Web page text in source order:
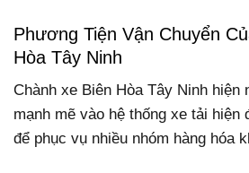
Phương Tiện Vận Chuyển
Hòa Tây Ninh
Chành xe Biên Hòa Tây Ninh hiện
mạnh mẽ vào hệ thống xe tải hiện
để phục vụ nhiều nhóm hàng hóa